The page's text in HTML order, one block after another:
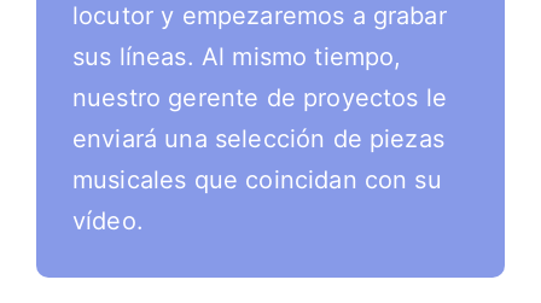
locutor y empezaremos a grabar
sus líneas. Al mismo tiempo,
nuestro gerente de proyectos le
enviará una selección de piezas
musicales que coincidan con su
vídeo.